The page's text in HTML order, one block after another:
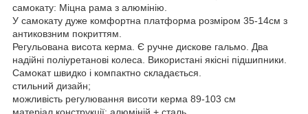
самокату: Міцна рама з алюмінію.
У самокату дуже комфортна платформа розміром 35-14см з
антиковзним покриттям.
Регульована висота керма. Є ручне дискове гальмо. Два
надійні поліуретанові колеса. Використані якісні підшипники.
Самокат швидко і компактно складається.
стильний дизайн;
можливість регулювання висоти керма 89-103 см
матеріал конструкції: алюміній + сталь